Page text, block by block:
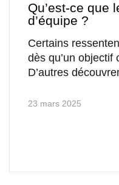
Qu’est-ce que
d’équipe ?
Certains
dès qu’un objectif
D’autres
23 mars 2025